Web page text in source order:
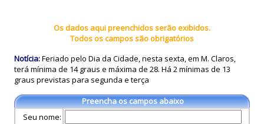
Os dados aqui preenchidos serão exibidos.
Todos os campos são obrigatórios
Notícia:Feriado pelo Dia da Cidade, nesta sexta, em M. Claros,
terá mínima de 14 graus e máxima de 28. Há 2 mínimas de 13
graus previstas para segunda e terça
Preencha os campos abaixo
Seu nome: